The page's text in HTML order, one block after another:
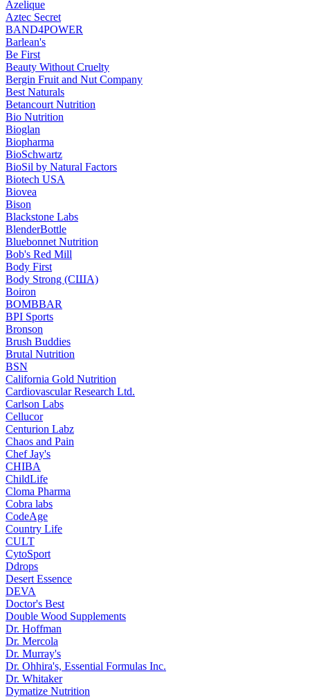
Azelique
Aztec Secret
BAND4POWER
Barlean's
Be First
Beauty Without Cruelty
Bergin Fruit and Nut Company
Best Naturals
Betancourt Nutrition
Bio Nutrition
Bioglan
Biopharma
BioSchwartz
BioSil by Natural Factors
Biotech USA
Biovea
Bison
Blackstone Labs
BlenderBottle
Bluebonnet Nutrition
Bob's Red Mill
Body First
Body Strong (США)
Boiron
BOMBBAR
BPI Sports
Bronson
Brush Buddies
Brutal Nutrition
BSN
California Gold Nutrition
Cardiovascular Research Ltd.
Carlson Labs
Cellucor
Centurion Labz
Chaos and Pain
Chef Jay's
CHIBA
ChildLife
Cloma Pharma
Cobra labs
CodeAge
Country Life
CULT
CytoSport
Ddrops
Desert Essence
DEVA
Doctor's Best
Double Wood Supplements
Dr. Hoffman
Dr. Mercola
Dr. Murray's
Dr. Ohhira's, Essential Formulas Inc.
Dr. Whitaker
Dymatize Nutrition